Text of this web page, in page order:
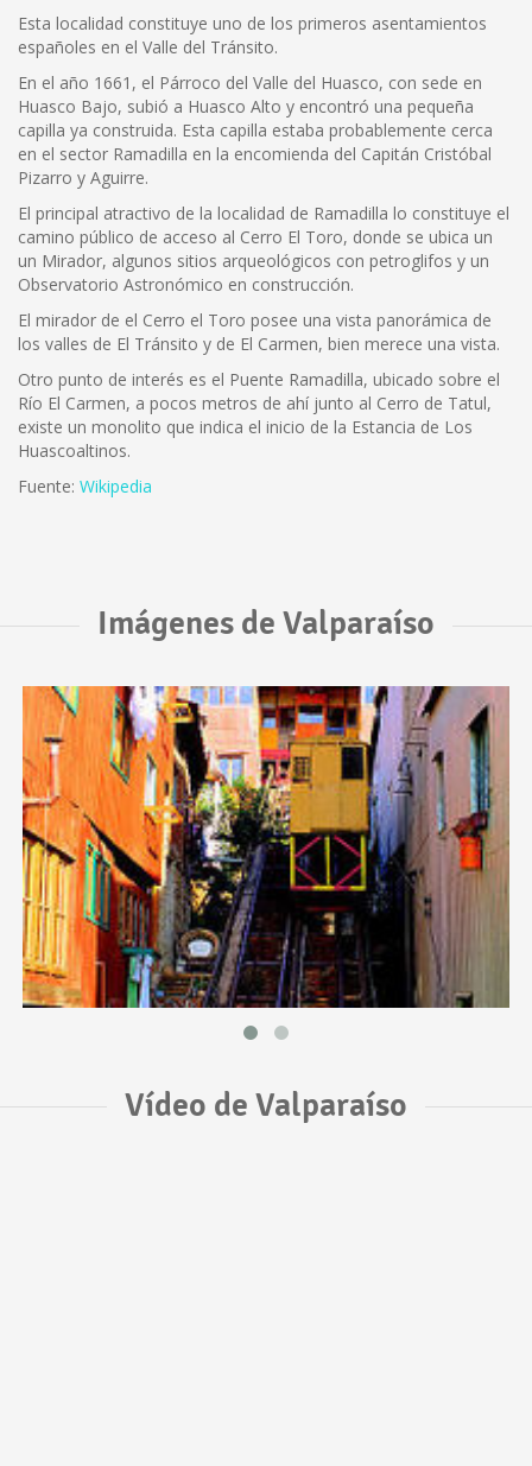
Esta localidad constituye uno de los primeros asentamientos
españoles en el Valle del Tránsito.
En el año 1661, el Párroco del Valle del Huasco, con sede en
Huasco Bajo, subió a Huasco Alto y encontró una pequeña
capilla ya construida. Esta capilla estaba probablemente cerca
en el sector Ramadilla en la encomienda del Capitán Cristóbal
Pizarro y Aguirre.
El principal atractivo de la localidad de Ramadilla lo constituye el
camino público de acceso al Cerro El Toro, donde se ubica un
un Mirador, algunos sitios arqueológicos con petroglifos y un
Observatorio Astronómico en construcción.
El mirador de el Cerro el Toro posee una vista panorámica de
los valles de El Tránsito y de El Carmen, bien merece una vista.
Otro punto de interés es el Puente Ramadilla, ubicado sobre el
Río El Carmen, a pocos metros de ahí junto al Cerro de Tatul,
existe un monolito que indica el inicio de la Estancia de Los
Huascoaltinos.
Fuente: Wikipedia
Imágenes de Valparaíso
Vídeo de Valparaíso